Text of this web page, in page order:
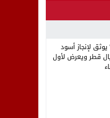
لإنجاز أسود
قطر ويعرض لأول